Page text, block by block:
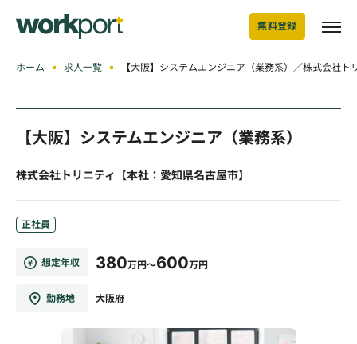
無料登録
ホーム 求人一覧 【大阪】システムエンジニア（業務系）／株式会社
【大阪】システムエンジニア（業務系）
株式会社トリニティ【本社：愛知県名古屋市】
正社員
想定年収 380万円～600万円
勤務地 大阪府